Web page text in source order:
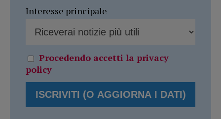
Interesse principale
Procedendo accetti la privacy
policy